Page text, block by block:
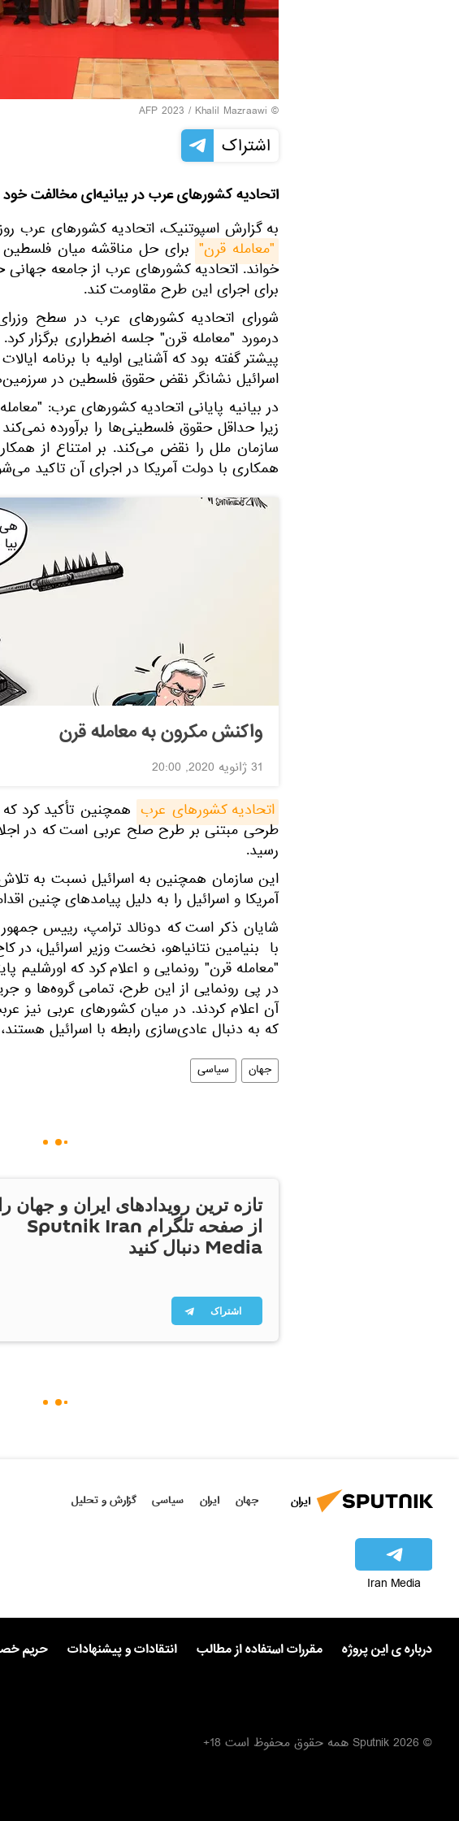
© AFP 2023 / Khalil Mazraawi
اشتراک
اتحادیه کشورهای عرب در بیانیه‌ای مخالفت خود
به گزارش اسپوتنیک، اتحادیه کشورهای عرب
"معامله قرن" برای حل مناقشه میان فلسطین و
خواند. اتحادیه کشورهای عرب از جامعه جهانی
برای اجرای این طرح مقاومت کند.
شورای اتحادیه کشورهای عرب در سطح
درمورد "معامله قرن" جلسه اضطراری برگزار
پیشتر گفته بود که آشنایی اولیه با برنامه
اسرائیل نشانگر نقض حقوق فلسطین در
در بیانیه پایانی اتحادیه کشورهای عرب:
زیرا حداقل حقوق فلسطینی‌ها را برآورده
سازمان ملل را نقض می‌کند. بر امتناع از
همکاری با دولت آمریکا در اجرای آن تاکید
واکنش مکرون به معامله قرن
31 ژانویه 2020, 20:00
اتحادیه کشورهای عرب همچنین تأکید کرد
رسید.
این سازمان همچنین به اسرائیل نسبت به
آمریکا و اسرائیل را به دلیل پیامدهای چنین
با بنیامین نتانیاهو، نخست وزیر اسرائیل،
"معامله قرن" رونمایی و اعلام کرد که اورشلیم
در پی رونمایی از این طرح، تمامی گروه‌ها و
آن اعلام کردند. در میان کشورهای عربی نیز
که به دنبال عادی‌سازی رابطه با اسرائیل
جهان سیاسی
تازه ترین رویدادهای ایران و جهان را
از صفحه تلگرام Sputnik Iran
Media دنبال کنید
اشتراک
ایران جهان ایران سیاسی گزارش و تحلیل
Iran Media
درباره ی این پروژه مقررات استفاده از مطالب انتقادات و پیشنهادات حریم
© 2026 Sputnik همه حقوق محفوظ است 18+